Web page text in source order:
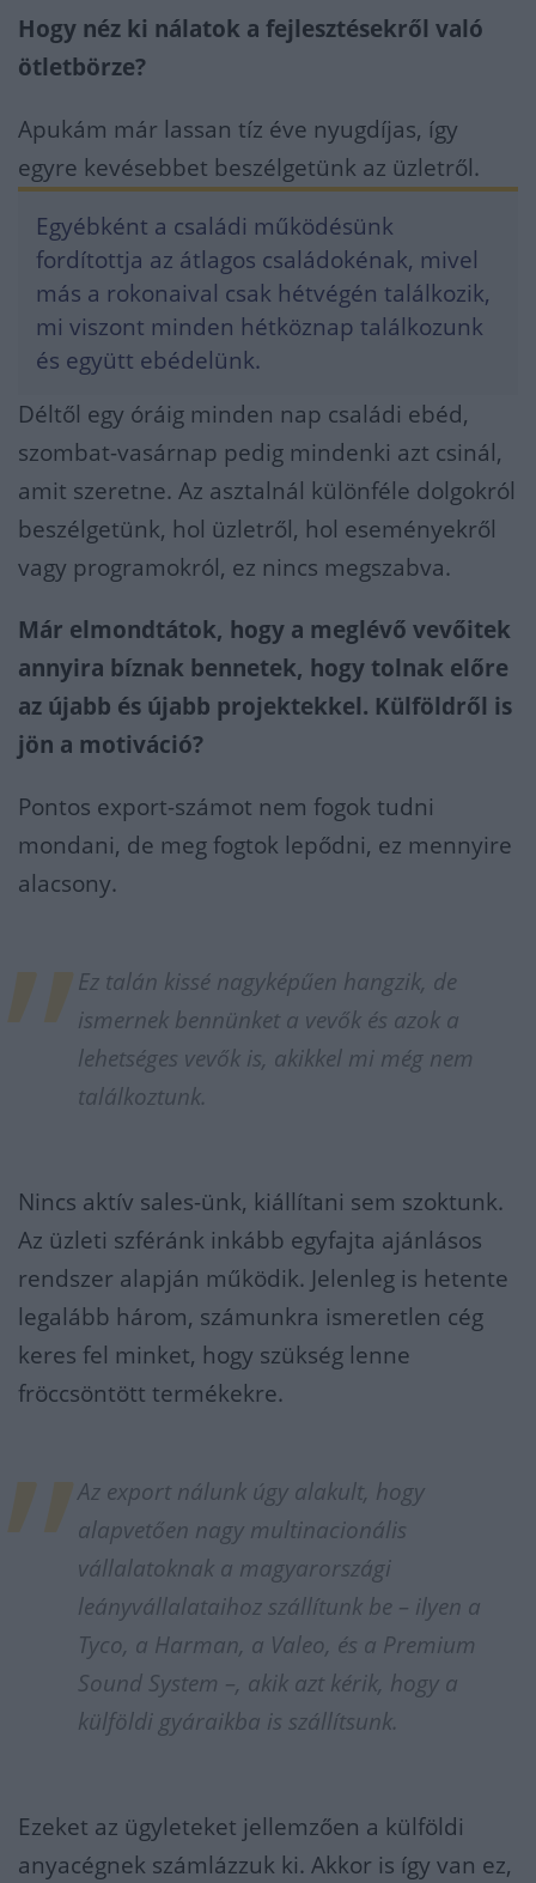
Hogy néz ki nálatok a fejlesztésekről való
ötletbörze?
Apukám már lassan tíz éve nyugdíjas, így
egyre kevésebbet beszélgetünk az üzletről.
Egyébként a családi működésünk
fordítottja az átlagos családokénak, mivel
más a rokonaival csak hétvégén találkozik,
mi viszont minden hétköznap találkozunk
és együtt ebédelünk.
Déltől egy óráig minden nap családi ebéd,
szombat-vasárnap pedig mindenki azt csinál,
amit szeretne. Az asztalnál különféle dolgokról
beszélgetünk, hol üzletről, hol eseményekről
vagy programokról, ez nincs megszabva.
Már elmondtátok, hogy a meglévő vevőitek
annyira bíznak bennetek, hogy tolnak előre
az újabb és újabb projektekkel. Külföldről is
jön a motiváció?
Pontos export-számot nem fogok tudni
mondani, de meg fogtok lepődni, ez mennyire
alacsony.
Ez talán kissé nagyképűen hangzik, de
ismernek bennünket a vevők és azok a
lehetséges vevők is, akikkel mi még nem
találkoztunk.
Nincs aktív sales-ünk, kiállítani sem szoktunk.
Az üzleti szféránk inkább egyfajta ajánlásos
rendszer alapján működik. Jelenleg is hetente
legalább három, számunkra ismeretlen cég
keres fel minket, hogy szükség lenne
fröccsöntött termékekre.
Az export nálunk úgy alakult, hogy
alapvetően nagy multinacionális
vállalatoknak a magyarországi
leányvállalataihoz szállítunk be – ilyen a
Tyco, a Harman, a Valeo, és a Premium
Sound System –, akik azt kérik, hogy a
külföldi gyáraikba is szállítsunk.
Ezeket az ügyleteket jellemzően a külföldi
anyacégnek számlázzuk ki. Akkor is így van ez,